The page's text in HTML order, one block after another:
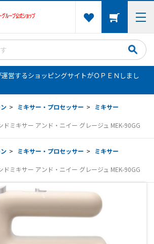
営するショッピングサイトがＯＰＥＮしまし
> ミキサー・プロセッサー > ミキサー
ミキサー アンド・ニイー グレージュ MEK-90GG
> ミキサー・プロセッサー > ミキサー
ミキサー アンド・ニイー グレージュ MEK-90GG